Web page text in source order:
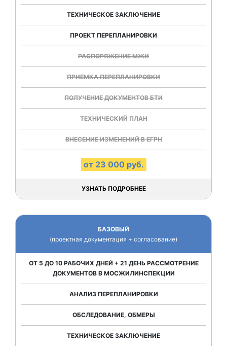
ТЕХНИЧЕСКОЕ ЗАКЛЮЧЕНИЕ
ПРОЕКТ ПЕРЕПЛАНИРОВКИ
РАСПОРЯЖЕНИЕ МЖИ
ПРИЕМКА ПЕРЕПЛАНИРОВКИ
ПОЛУЧЕНИЕ ДОКУМЕНТОВ БТИ
ТЕХНИЧЕСКИЙ ПЛАН
ВНЕСЕНИЕ ИЗМЕНЕНИЙ В ЕГРН
от 23 000 руб.
УЗНАТЬ ПОДРОБНЕЕ
БАЗОВЫЙ
(проектная документация + согласование)
ОТ 5 ДО 10 РАБОЧИХ ДНЕЙ + 21 ДЕНЬ РАССМОТРЕНИЕ
ДОКУМЕНТОВ В МОСЖИЛИНСПЕКЦИИ
АНАЛИЗ ПЕРЕПЛАНИРОВКИ
ОБСЛЕДОВАНИЕ, ОБМЕРЫ
ТЕХНИЧЕСКОЕ ЗАКЛЮЧЕНИЕ